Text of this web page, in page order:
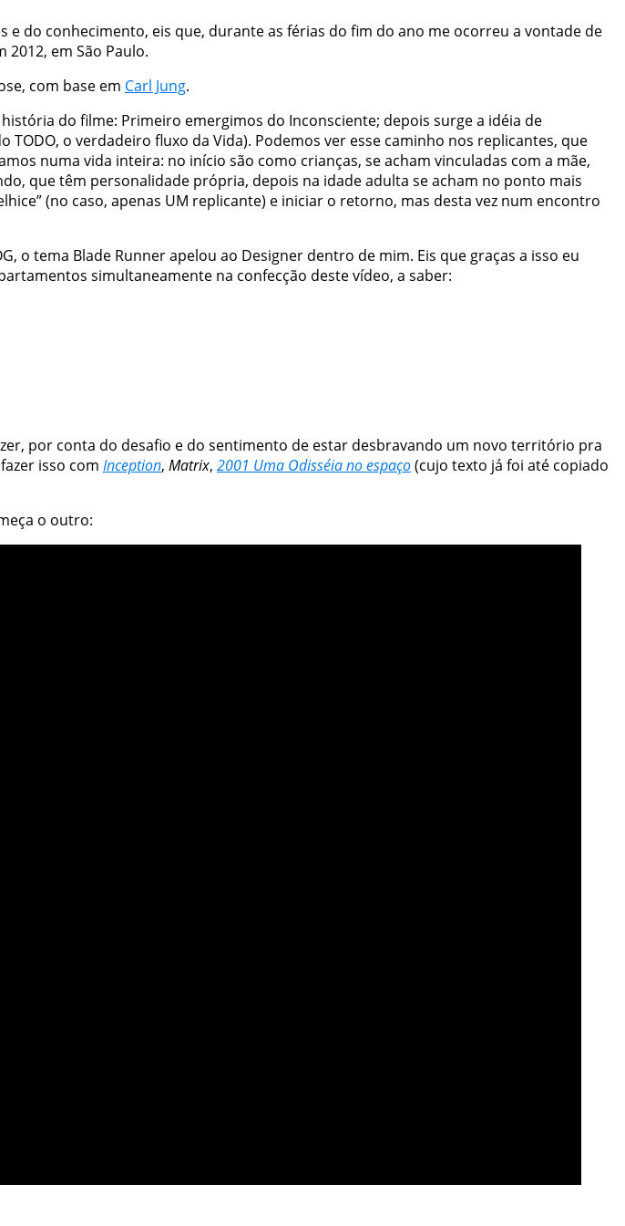
do conhecimento, eis que, durante as férias do fim do ano me ocorreu a vontade de
2012, em São Paulo.
com base em Carl Jung.
do filme: Primeiro emergimos do Inconsciente; depois surge a idéia de
TODO, o verdadeiro fluxo da Vida). Podemos ver esse caminho nos replicantes, que
numa vida inteira: no início são como crianças, se acham vinculadas com a mãe,
que têm personalidade própria, depois na idade adulta se acham no ponto mais
(no caso, apenas UM replicante) e iniciar o retorno, mas desta vez num encontro
o tema Blade Runner apelou ao Designer dentro de mim. Eis que graças a isso eu
simultaneamente na confecção deste vídeo, a saber:
por conta do desafio e do sentimento de estar desbravando um novo território pra
isso com Inception, Matrix, 2001 Uma Odisséia no espaço(cujo texto já foi até copiado
o outro: